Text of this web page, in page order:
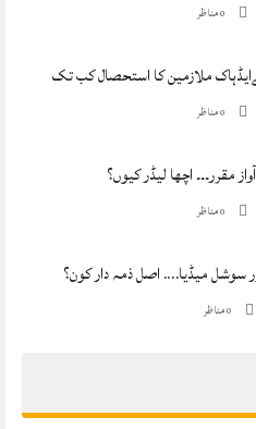
0مناظر
ملازمین کا استحصال کب تک
0مناظر
مقرر۔۔۔ اچھا لیڈر کیوں؟
0مناظر
سوشل میڈیا…. اصل ذمہ دار کون؟
0مناظر